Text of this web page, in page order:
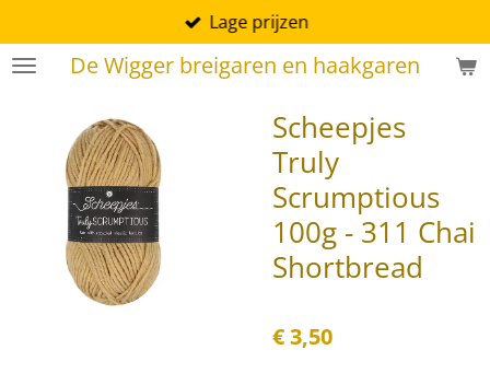
direct
naar
hoofdinhoud
De Wigger breigaren en haakgaren
Lage prijzen
Scheepjes
Truly
Scrumptious
100g - 311 Chai
Shortbread
€ 3,50